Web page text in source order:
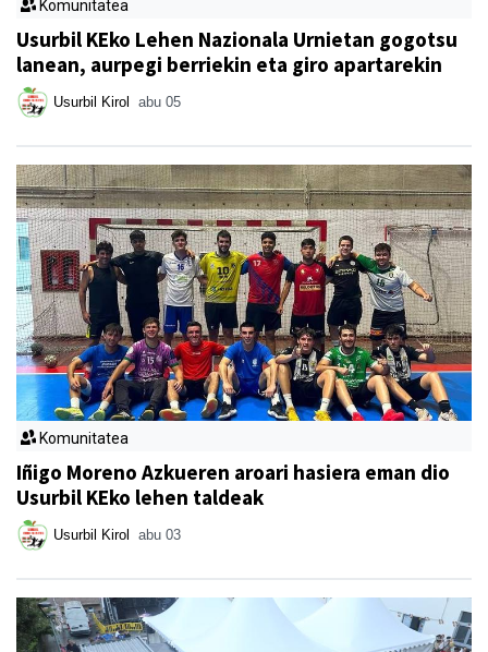
Komunitatea
Usurbil KEko Lehen Nazionala Urnietan gogotsu
lanean, aurpegi berriekin eta giro apartarekin
Usurbil Kirol abu 05
Komunitatea
Iñigo Moreno Azkueren aroari hasiera eman dio
Usurbil KEko lehen taldeak
Usurbil Kirol abu 03